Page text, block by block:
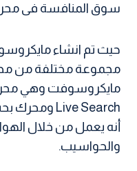
سوق المنافسة فى
حيث تم انشاء
مجموعة مختلفة من
أنه يعمل من خلال
والحواسيب.